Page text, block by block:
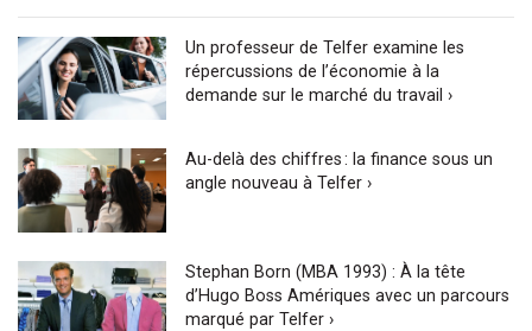
Un professeur de Telfer examine les
répercussions de l’économie à la
demande sur le marché du travail ›
Au-delà des chiffres : la finance sous un
angle nouveau à Telfer ›
Stephan Born (MBA 1993) : À la tête
d’Hugo Boss Amériques avec un parcours
marqué par Telfer ›